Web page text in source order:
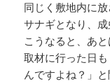
同じく敷地内に
サナギとなり、成
こうなると、あと
取材に行った日
んですよね？」